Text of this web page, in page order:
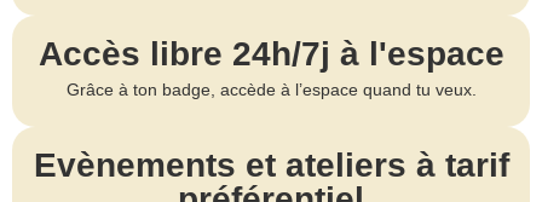
Accès libre 24h/7j à l'espace
Grâce à ton badge, accède à l’espace quand tu veux.
Evènements et ateliers à tarif